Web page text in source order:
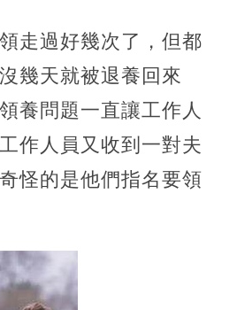
走過好幾次了，但都
幾天就被退養回來
養問題一直讓工作人
作人員又收到一對夫
怪的是他們指名要領